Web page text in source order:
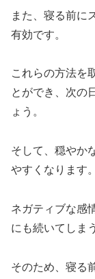
また、寝る前に
有効です。
これらの方法を
とができ、次の
ょう。
そして、穏やか
やすくなります。
ネガティブな感
にも続いてしま
そのため、寝る